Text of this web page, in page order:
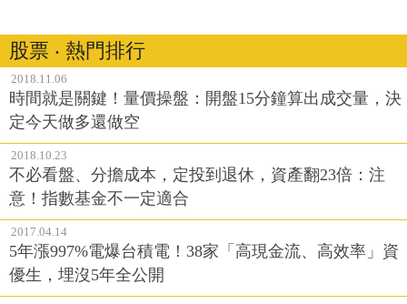
股票 ‧ 熱門排行
2018.11.06
時間就是關鍵！量價操盤：開盤15分鐘算出成交量，決
定今天做多還做空
2018.10.23
不必看盤、分擔成本，定投到退休，資產翻23倍：注
意！指數基金不一定適合
2017.04.14
5年漲997%電爆台積電！38家「高現金流、高效率」資
優生，埋沒5年全公開